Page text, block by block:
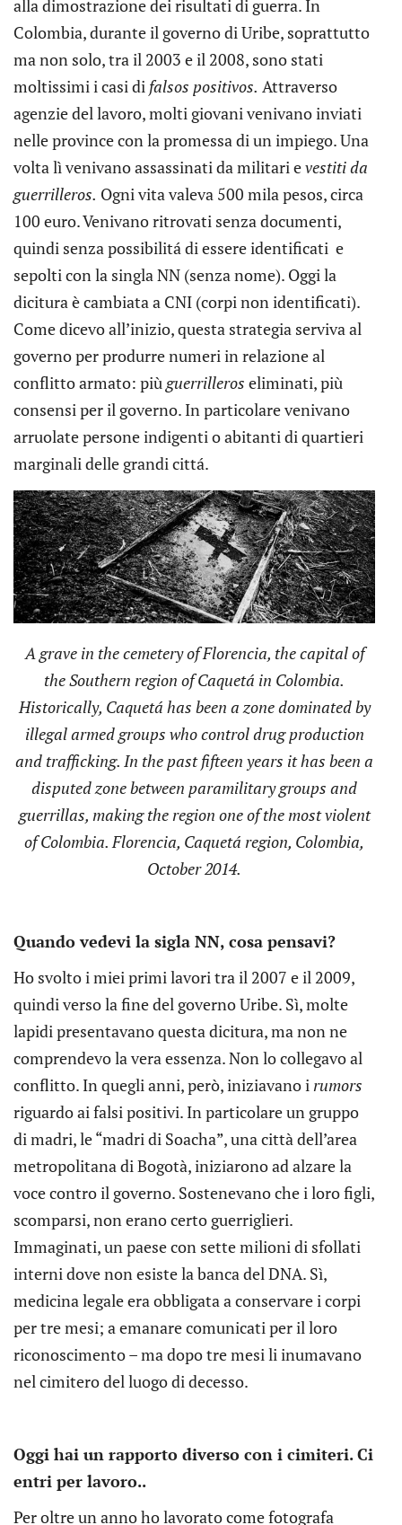
alla dimostrazione dei risultati di guerra. In
Colombia, durante il governo di Uribe, soprattutto
ma non solo, tra il 2003 e il 2008, sono stati
moltissimi i casi di falsos positivos. Attraverso
agenzie del lavoro, molti giovani venivano inviati
nelle province con la promessa di un impiego. Una
volta lì venivano assassinati da militari evestiti da
guerrilleros. Ogni vita valeva 500 mila pesos, circa
100 euro. Venivano ritrovati senza documenti,
quindi senza possibilitá di essere identificati e
sepolti con la singla NN (senza nome). Oggi la
dicitura è cambiata a CNI (corpi non identificati).
Come dicevo all’inizio, questa strategia serviva al
governo per produrre numeri in relazione al
conflitto armato: più guerrilleros eliminati, più
consensi per il governo. In particolare venivano
arruolate persone indigenti o abitanti di quartieri
marginali delle grandi cittá.
A grave in the cemetery of Florencia, the capital of
the Southern region of Caquetá in Colombia.
Historically, Caquetá has been a zone dominated by
illegal armed groups who control drug production
and trafficking. In the past fifteen years it has been a
disputed zone between paramilitary groups and
guerrillas, making the region one of the most violent
of Colombia. Florencia, Caquetá region, Colombia,
October 2014.
Quando vedevi la sigla NN, cosa pensavi?
Ho svolto i miei primi lavori tra il 2007 e il 2009,
quindi verso la fine del governo Uribe. Sì, molte
lapidi presentavano questa dicitura, ma non ne
comprendevo la vera essenza. Non lo collegavo al
conflitto. In quegli anni, però, iniziavano i rumors
riguardo ai falsi positivi. In particolare un gruppo
di madri, le “madri di Soacha”, una città dell’area
metropolitana di Bogotà, iniziarono ad alzare la
voce contro il governo. Sostenevano che i loro figli,
scomparsi, non erano certo guerriglieri.
Immaginati, un paese con sette milioni di sfollati
interni dove non esiste la banca del DNA. Sì,
medicina legale era obbligata a conservare i corpi
per tre mesi; a emanare comunicati per il loro
riconoscimento – ma dopo tre mesi li inumavano
nel cimitero del luogo di decesso.
Oggi hai un rapporto diverso con i cimiteri. Ci
entri per lavoro..
Per oltre un anno ho lavorato come fotografa